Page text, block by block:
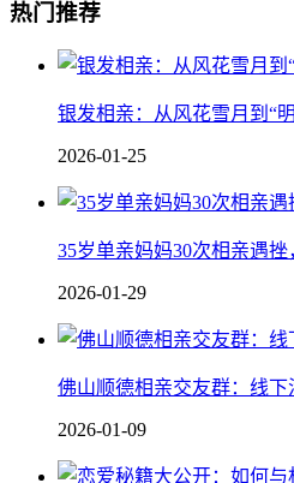
热门推荐
银发相亲：从风花雪月到“
2026-01-25
35岁单亲妈妈30次相亲遇挫
2026-01-29
佛山顺德相亲交友群：线下
2026-01-09